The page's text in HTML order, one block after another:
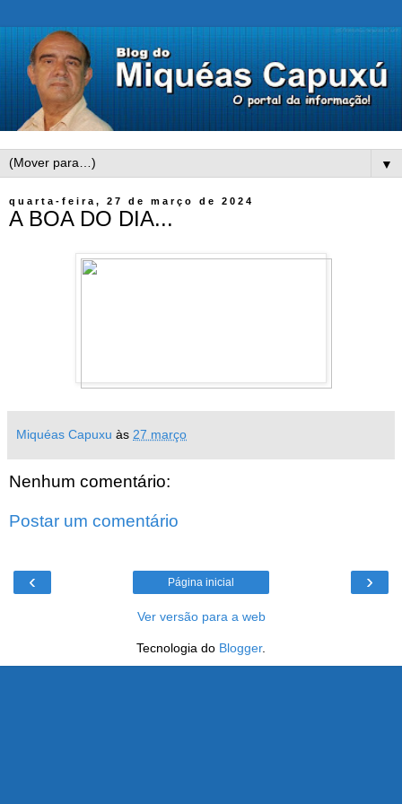
▼
quarta-feira, 27 de março de 2024
A BOA DO DIA...
Miquéas Capuxu às 27 março
Nenhum comentário:
Postar um comentário
‹ ›
Página inicial
Ver versão para a web
Tecnologia do Blogger.